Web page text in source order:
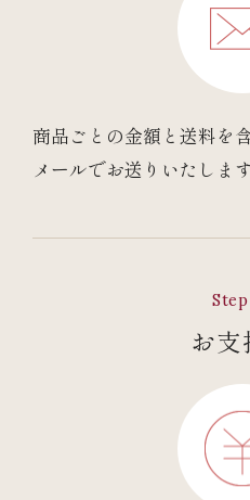
商品ごとの金額と送料を
メールでお送りいたします
お支